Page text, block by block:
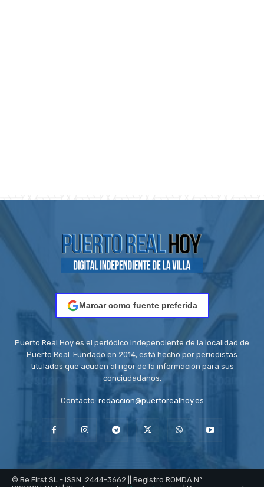
Marcar como fuente preferida
Puerto Real Hoy es el periódico independiente de la localidad de
Puerto Real. Fundado en 2014, está hecho por periodistas
titulados que acuden al rigor de la información para sus
conciudadanos.
Contacto: redaccion@puertorealhoy.es
© Be First SL - ISSN: 2444-3662 || Registro ROMDA Nº